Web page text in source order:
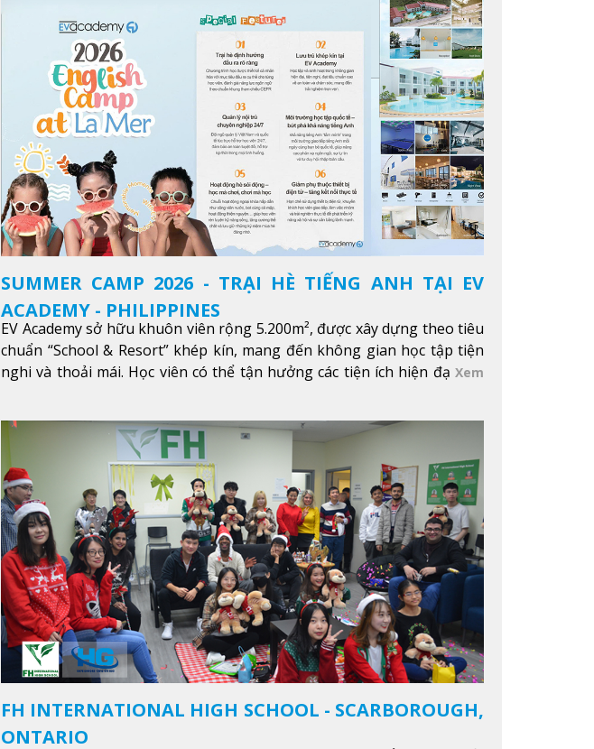
SUMMER CAMP 2026 - TRẠI HÈ TIẾNG ANH TẠI EV
ACADEMY - PHILIPPINES
EV Academy sở hữu khuôn viên rộng 5.200m², được xây dựng theo tiêu
chuẩn “School & Resort” khép kín, mang đến không gian học tập tiện
nghi và thoải mái. Học viên có thể tận hưởng các tiện ích hiện đạ Xem
FH INTERNATIONAL HIGH SCHOOL - SCARBOROUGH,
ONTARIO